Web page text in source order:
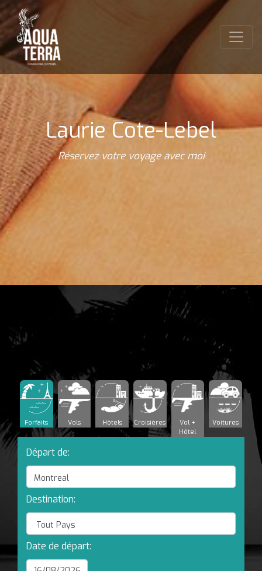
Laurie Cote-Lebel
Réservez votre voyage avec moi
Forfaits Vols Hôtels Croisières
Vol +
Hôtel
Voitures
Départ de:
Destination:
Date de départ: